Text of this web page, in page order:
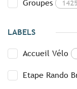
Groupes 1425
LABELS
Accueil Vélo
Etape Rando